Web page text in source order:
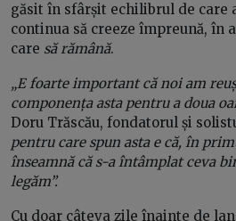
găsit în sfârșit echilibrul de care
continua să creeze împreună, în
care să rămână.
„E foarte important că noi am
componența asta pentru a doua
Doru Trăscău, fondatorul și
pentru care spun asta e că, în
înseamnă că s-a întâmplat ceva
legăm”.
Cu doar câteva zile înainte de